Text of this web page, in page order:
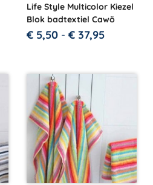
Life Style Multicolor Kiezel
Blok badtextiel Cawö
€ 5,50 - € 37,95